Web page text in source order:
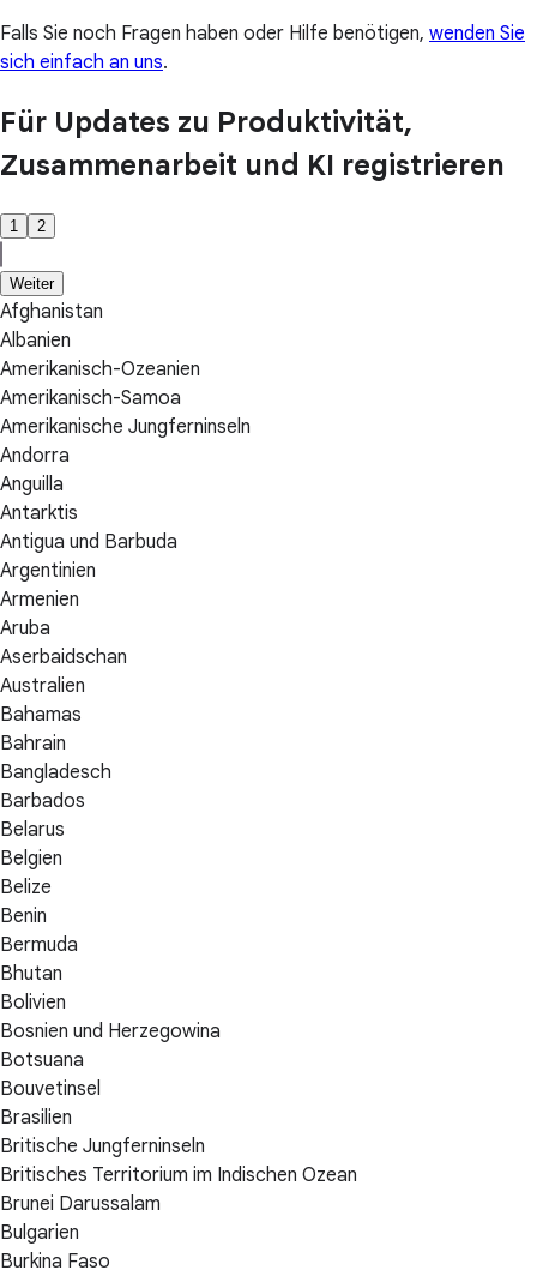
Falls Sie noch Fragen haben oder Hilfe benötigen, wenden Sie
sich einfach an uns.
Für Updates zu Produktivität,
Zusammenarbeit und KI registrieren
1 2
Weiter
Afghanistan
Albanien
Amerikanisch-Ozeanien
Amerikanisch-Samoa
Amerikanische Jungferninseln
Andorra
Anguilla
Antarktis
Antigua und Barbuda
Argentinien
Armenien
Aruba
Aserbaidschan
Australien
Bahamas
Bahrain
Bangladesch
Barbados
Belarus
Belgien
Belize
Benin
Bermuda
Bhutan
Bolivien
Bosnien und Herzegowina
Botsuana
Bouvetinsel
Brasilien
Britische Jungferninseln
Britisches Territorium im Indischen Ozean
Brunei Darussalam
Bulgarien
Burkina Faso